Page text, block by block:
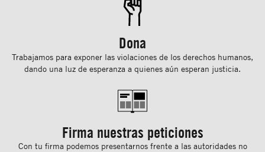
Dona
Trabajamos para exponer las violaciones de los derechos humanos,
dando una luz de esperanza a quienes aún esperan justicia.
Firma nuestras peticiones
Con tu ﬁrma podemos presentarnos frente a las autoridades no